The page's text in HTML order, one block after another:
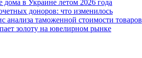
в Украине летом 2026 года
доноров: что изменилось
анализа таможенной стоимости товаров
золоту на ювелирном рынке